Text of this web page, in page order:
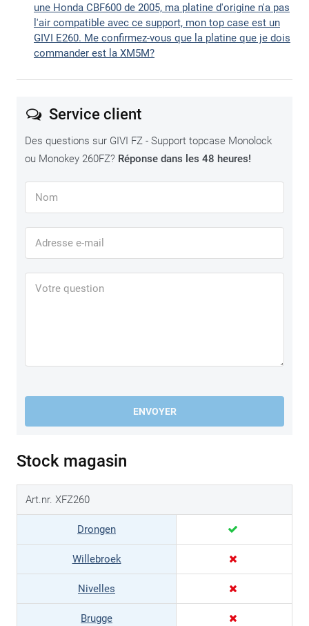
une Honda CBF600 de 2005, ma platine d'origine n'a pas
l'air compatible avec ce support, mon top case est un
GIVI E260. Me confirmez-vous que la platine que je dois
commander est la XM5M?
Service client
Des questions sur GIVI FZ - Support topcase Monolock
ou Monokey 260FZ? Réponse dans les 48 heures!
ENVOYER
Stock magasin
Art.nr. XFZ260
Drongen
Willebroek
Nivelles
Brugge